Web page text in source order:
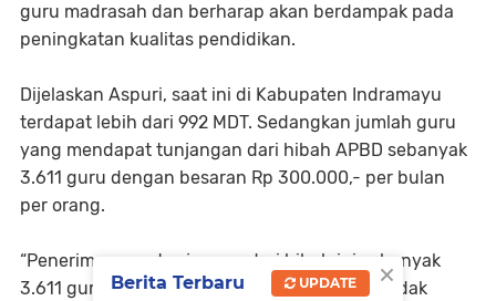
guru madrasah dan berharap akan berdampak pada
peningkatan kualitas pendidikan.
Dijelaskan Aspuri, saat ini di Kabupaten Indramayu
terdapat lebih dari 992 MDT. Sedangkan jumlah guru
yang mendapat tunjangan dari hibah APBD sebanyak
3.611 guru dengan besaran Rp 300.000,- per bulan
per orang.
“Penerima uang tunjangan dari hibah ini sebanyak
3.611 guru madrasah, sedangkan bagi yang tidak
×
Berita Terbaru UPDATE